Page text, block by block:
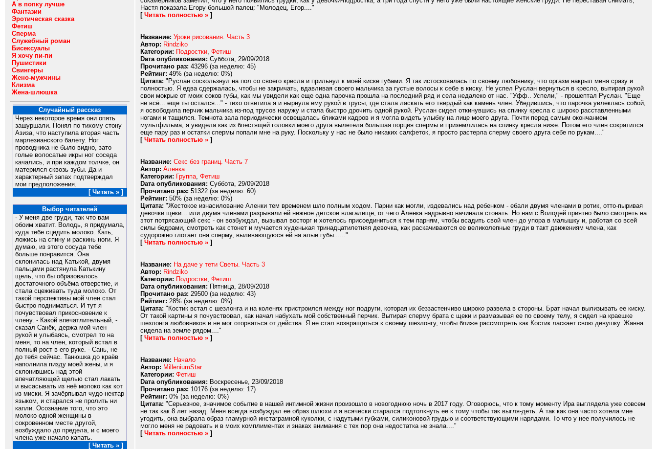
А в попку лучше
Фантазии
Эротическая сказка
Фетиш
Сперма
Служебный роман
Бисексуалы
Я хочу пи-пи
Пушистики
Свингеры
Жено-мужчины
Клизма
Жена-шлюшка
Случайный рассказ
Через некоторое время они опять
зашуршали. Понял по тихому стону
Азиза, что наступила вторая часть
марлезианского балету. Ног
проводника не было видно, зато
голые волосатые икры ног соседа
качались, и при каждом толчке, он
матерился сквозь зубы. Да и
характерный запах подтверждал
мои предположения.
[ Читать » ]
Выбор читателей
- У меня две груди, так что вам
обоим хватит. Володь, я придумала,
куда тебе сцедить молоко. Кать,
ложись на спину и раскинь ноги. Я
думаю, из этого сосуда тебе
больше понравится. Она
склонилась над Катькой, двумя
пальцами растянула Катькину
щель, что бы образовалось
достаточного объёма отверстие, и
стала сцеживать туда молоко. От
такой перспективы мой член стал
быстро подниматься. И тут я
почувствовал прикосновение к
члену. - Какой впечатлительный, -
сказал Санёк, держа мой член
рукой и улыбаясь, смотрел то на
меня, то на член, который встал в
полный рост в его руке. - Сань, не
до тебя сейчас. Танюшка до краёв
наполнила пизду моей жены, и я
склонившись над этой
впечатляющей щелью стал лакать
и высасывать из неё молоко как кот
из миски. Я зачёрпывал чудо-нектар
языком, и старался не пролить ни
капли. Осознание того, что это
молоко одной женщины в
сокровенном месте другой,
возбуждало до предела, и с моего
члена уже начало капать.
[ Читать » ]
Настя показала Егору большой палец: "Молодец, Егор...."
[ Читать полностью » ]
Название: Уроки рисования. Часть 3
Автор: Rindziko
Категории: Подростки, Фетиш
Dата опубликования: Суббота, 29/09/2018
Прочитано раз: 43296 (за неделю: 45)
Рейтинг: 49% (за неделю: 0%)
Цитата: "Руслан соскользнул на пол со своего кресла и прильнул к моей киске губами. Я так истосковалась по своему любовнику, что оргазм накрыл меня сразу и
полностью. Я едва сдержалась, чтобы не закричать, вдавливая своего мальчика за густые волосы к себе в киску. Не успел Руслан вернуться в кресло, вытирая рукой
свои мокрые от моих соков губы, как мы увидели как еще одна парочка прошла на последний ряд и села недалеко от нас. "Уфф.. Успели," - прошептал Руслан. "Еще
не всё... еще ты остался..." - тихо ответила я и нырнула ему рукой в трусы, где стала ласкать его твердый как камень член. Убедившись, что парочка увлеклась собой,
я освободила перчик мальчика из-под трусов наружу и стала быстро дрочить одной рукой. Руслан сидел откинувшись на спинку кресла с широко расставленными
ногами и тащился. Темнота зала периодически освещалась бликами кадров и я могла видеть улыбку на лице моего друга. Почти перед самым окончанием
мультфильма, я увидела как из блестящей головки моего друга вылетела большая порция спермы и приземлилась на спинку кресла ниже. Потом его член сократился
еще пару раз и остатки спермы попали мне на руку. Поскольку у нас не было никаких салфеток, я просто растерла сперму своего друга себе по рукам...."
[ Читать полностью » ]
Название: Секс без границ. Часть 7
Автор: Аленка
Категории: Группа, Фетиш
Dата опубликования: Суббота, 29/09/2018
Прочитано раз: 51322 (за неделю: 60)
Рейтинг: 50% (за неделю: 0%)
Цитата: "Жестокое изнасилование Аленки тем временем шло полным ходом. Парни как могли, издевались над ребенком - ебали двумя членами в ротик, отто-пыривая
девочки щеки... или двумя членами разрывали ей нежное детское влагалище, от чего Аленка надрывно начинала стонать. Но нам с Володей приятно было смотреть на
этот потрясающий секс - он возбуждал, вызывал восторг и хотелось присоединиться к тем парням, чтобы всадить свой член до упора в малышку и, работая со всей
силы бедрами, смотреть как стонет и мучается худенькая тринадцатилетняя девочка, как раскачиваются ее великолепные груди в такт движениям члена, как
судорожно глотает она сперму, выливающуюся ей на алые губы......"
[ Читать полностью » ]
Название: На даче у тети Светы. Часть 3
Автор: Rindziko
Категории: Подростки, Фетиш
Dата опубликования: Пятница, 28/09/2018
Прочитано раз: 29500 (за неделю: 43)
Рейтинг: 28% (за неделю: 0%)
Цитата: "Костик встал с шезлонга и на коленях пристроился между ног подруги, которая их беззастенчиво широко развела в стороны. Брат начал вылизывать ее киску.
От такой картины я почувствовал, как начал набухать мой собственный перчик. Вытирая сперму брата с щеки и размазывая ее по своему телу, я сидел на краешке
шезлонга любовников и не мог оторваться от действа. Я не стал возвращаться к своему шезлонгу, чтобы ближе рассмотреть как Костик ласкает свою девушку. Жанна
сидела на земле рядом...."
[ Читать полностью » ]
Название: Начало
Автор: MilleniumStar
Категории: Фетиш
Dата опубликования: Воскресенье, 23/09/2018
Прочитано раз: 10176 (за неделю: 17)
Рейтинг: 0% (за неделю: 0%)
Цитата: "Серьезное, значимое событие в нашей интимной жизни произошло в новогоднюю ночь в 2017 году. Оговорюсь, что к тому моменту Ира выглядела уже совсем
не так как 8 лет назад. Меня всегда возбуждал ее образ шлюхи и я всячески старался подтолкнуть ее к тому чтобы так выгля-деть. А так как она часто хотела мне
угодить, она выбрала образ гламурной инстаграмной куколки, с надутыми губками, силиконовой грудью и соответствующими нарядами. То что у нее получилось не
могло меня не радовать и в моих комплиментах и знаках внимания с тех пор она недостатка не знала...."
[ Читать полностью » ]